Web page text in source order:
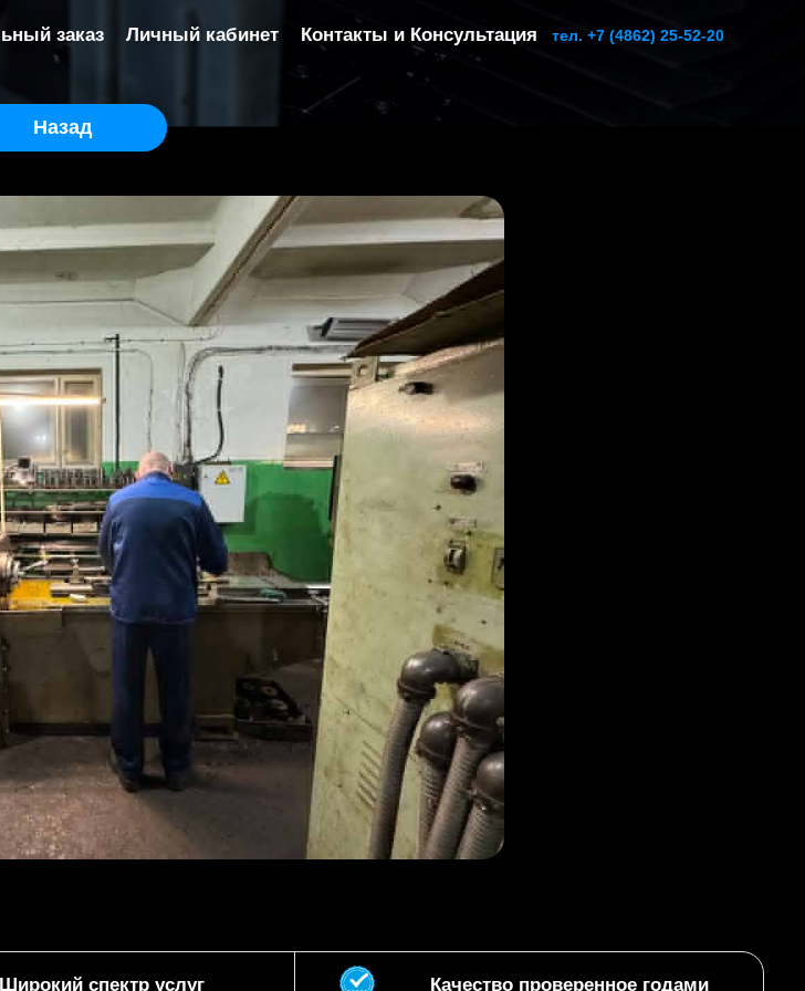
заказ Личный кабинет Контакты и Консультация тел. +7 (4862) 25-52-20
Назад
Широкий спектр услуг Качество проверенное годами